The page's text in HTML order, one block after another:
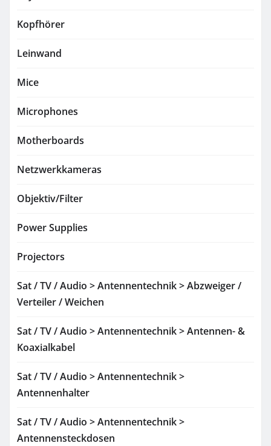
Kopfhörer
Leinwand
Mice
Microphones
Motherboards
Netzwerkkameras
Objektiv/Filter
Power Supplies
Projectors
Sat / TV / Audio > Antennentechnik > Abzweiger /
Verteiler / Weichen
Sat / TV / Audio > Antennentechnik > Antennen- &
Koaxialkabel
Sat / TV / Audio > Antennentechnik >
Antennenhalter
Sat / TV / Audio > Antennentechnik >
Antennensteckdosen